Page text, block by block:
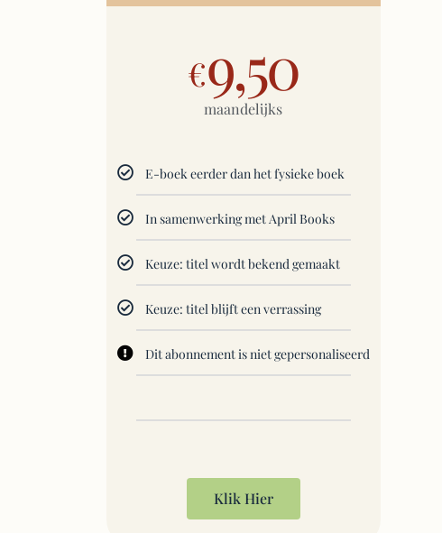
€9,50
maandelijks
E-boek eerder dan het fysieke boek
In samenwerking met April Books
Keuze: titel wordt bekend gemaakt
Keuze: titel blijft een verrassing
Dit abonnement is niet gepersonaliseerd
Klik Hier